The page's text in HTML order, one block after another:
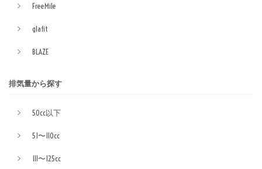
FreeMile
glafit
BLAZE
排気量から探す
50cc以下
51〜110cc
111〜125cc